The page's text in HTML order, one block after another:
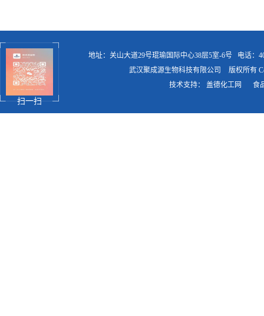
扫一扫
地址：关山大道29号琨瑜国际中心38层5室-6号 电话：
武汉聚成源生物科技有限公司
版权所有
技术支持： 盖德化工网 食